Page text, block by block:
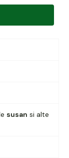
susan si alte